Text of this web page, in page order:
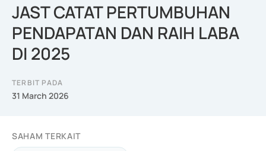
JAST CATAT PERTUMBUHAN
PENDAPATAN DAN RAIH LABA
DI 2025
TERBIT PADA
31 March 2026
SAHAM TERKAIT